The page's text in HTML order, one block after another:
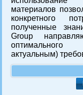
материалов
конкретного
полученные
Group
оптимального
актуальным)